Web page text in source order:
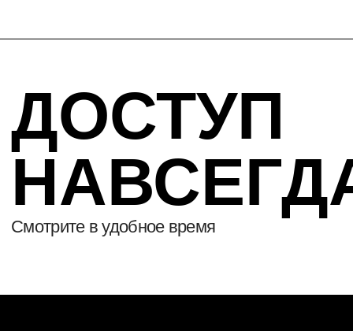
примеры успешных компаний в России
КАК БИЗНЕС-ДИЗАЙН
ДЕЛАЕТ БИЗНЕС
КОНКУРЕНТОСПОСОБНЫМ
Преимущества бизнес-дизайна для
стратегических решений, трансформации
и создания устойчивых бизнес-моделей.